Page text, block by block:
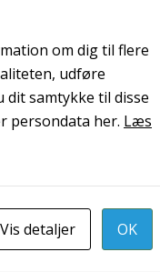
afdækningstape
om dig til flere
udføre
dit samtykke til disse
persondata her. Læs
Vis detaljer OK